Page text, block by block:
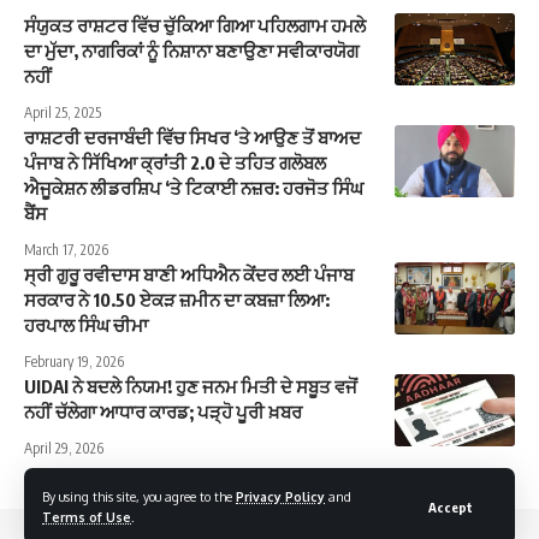
By using this site, you agree to the Privacy Policy and
Terms of Use
Accept
ਸੰਯੁਕਤ ਰਾਸ਼ਟਰ ਵਿੱਚ ਚੁੱਕਿਆ ਗਿਆ ਪਹਿਲਗਾਮ ਹਮਲੇ
ਦਾ ਮੁੱਦਾ, ਨਾਗਰਿਕਾਂ ਨੂੰ ਨਿਸ਼ਾਨਾ ਬਣਾਉਣਾ ਸਵੀਕਾਰਯੋਗ
ਨਹੀਂ
April 25, 2025
ਰਾਸ਼ਟਰੀ ਦਰਜਾਬੰਦੀ ਵਿੱਚ ਸਿਖਰ ‘ਤੇ ਆਉਣ ਤੋਂ ਬਾਅਦ
ਪੰਜਾਬ ਨੇ ਸਿੱਖਿਆ ਕ੍ਰਾਂਤੀ 2.0 ਦੇ ਤਹਿਤ ਗਲੋਬਲ
ਐਜੂਕੇਸ਼ਨ ਲੀਡਰਸ਼ਿਪ ‘ਤੇ ਟਿਕਾਈ ਨਜ਼ਰ: ਹਰਜੋਤ ਸਿੰਘ
ਬੈਂਸ
March 17, 2026
ਸ੍ਰੀ ਗੁਰੂ ਰਵੀਦਾਸ ਬਾਣੀ ਅਧਿਐਨ ਕੇਂਦਰ ਲਈ ਪੰਜਾਬ
ਸਰਕਾਰ ਨੇ 10.50 ਏਕੜ ਜ਼ਮੀਨ ਦਾ ਕਬਜ਼ਾ ਲਿਆ:
ਹਰਪਾਲ ਸਿੰਘ ਚੀਮਾ
February 19, 2026
UIDAI ਨੇ ਬਦਲੇ ਨਿਯਮ! ਹੁਣ ਜਨਮ ਮਿਤੀ ਦੇ ਸਬੂਤ ਵਜੋਂ
ਨਹੀਂ ਚੱਲੇਗਾ ਆਧਾਰ ਕਾਰਡ; ਪੜ੍ਹੋ ਪੂਰੀ ਖ਼ਬਰ
April 29, 2026